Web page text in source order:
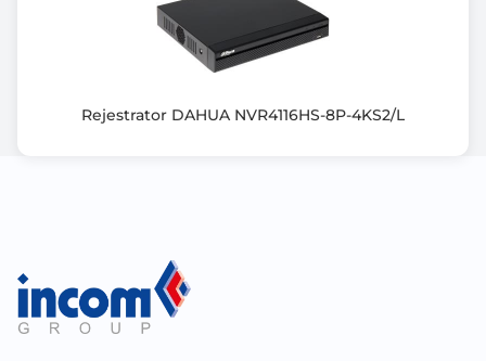
Klasa ochrony IP67
Gwarancja producenta [mies.]
Rejestrator DAHUA NVR4116HS-8P-4KS2/L